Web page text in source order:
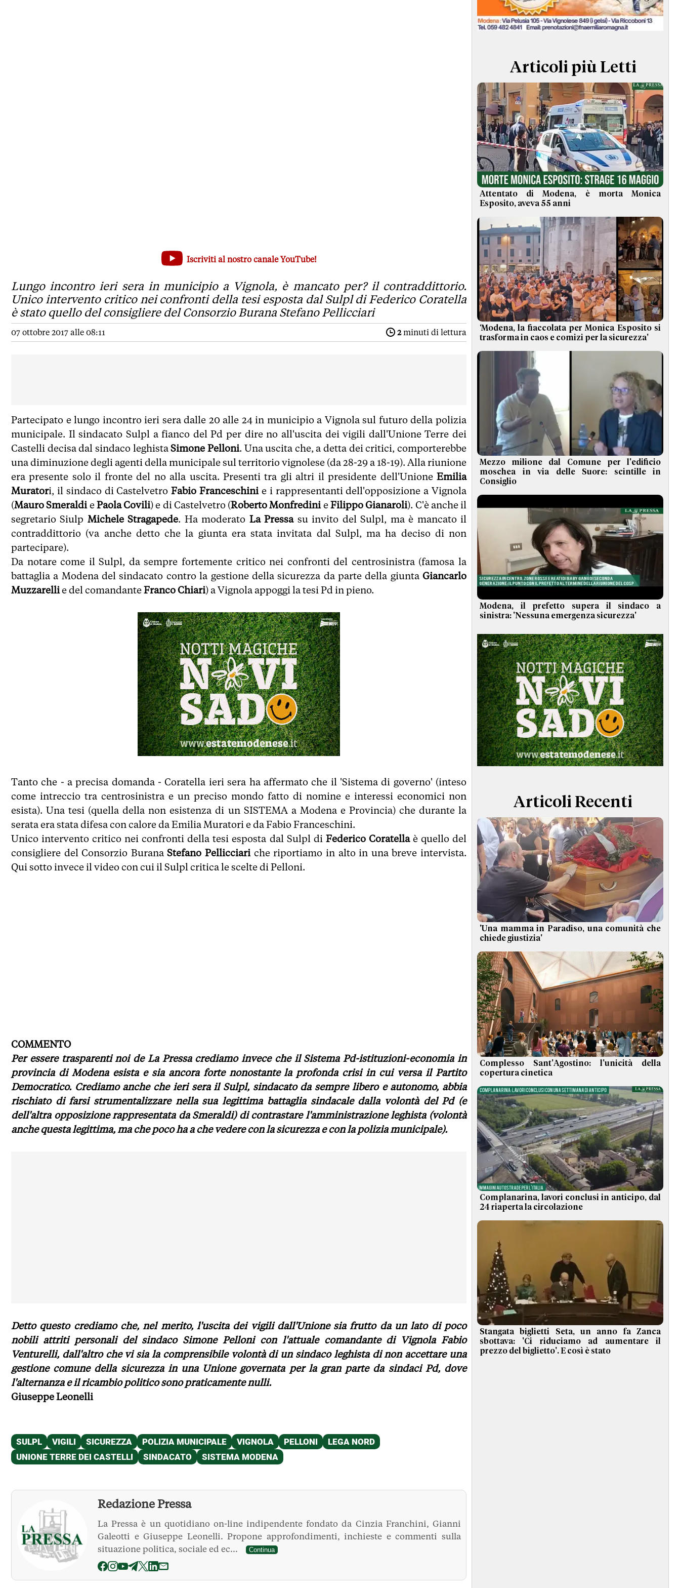
TERMINI e CONDIZIONI
Vigili Vignola, il Sulpl a fianco del Pd contro l'amministrazione Pelloni
Lungo incontro ieri sera in municipio a Vignola, è mancato per? il contraddittorio. Unico intervento critico nei confronti della tesi esposta dal Sulpl di Federico Coratella è
Iscriviti al nostro canale YouTube!
Lungo incontro ieri sera in municipio a Vignola, è mancato per? il contraddittorio.
Unico intervento critico nei confronti della tesi esposta dal Sulpl di Federico Coratella
è stato quello del consigliere del Consorzio Burana Stefano Pellicciari
07 ottobre 2017 alle 08:11 2minuti di lettura
Partecipato e lungo incontro ieri sera dalle 20 alle 24 in municipio a Vignola sul futuro della polizia
municipale. Il sindacato Sulpl a fianco del Pd per dire no all'uscita dei vigili dall'Unione Terre dei
Castelli decisa dal sindaco leghistaSimone Pelloni. Una uscita che, a detta dei critici, comporterebbe
una diminuzione degli agenti della municipale sul territorio vignolese (da 28-29 a 18-19). Alla riunione
era presente solo il fronte del no alla uscita. Presenti tra gli altri il presidente dell'Unione Emilia
Muratori, il sindaco di CastelvetroFabio Franceschinie i rappresentanti dell'opposizione a Vignola
(Mauro SmeraldiePaola Covili) e di Castelvetro (Roberto MonfredinieFilippo Gianaroli). C'è anche il
segretario Siulp Michele Stragapede. Ha moderato La Pressasu invito del Sulpl, ma è mancato il
contraddittorio (va anche detto che la giunta era stata invitata dal Sulpl, ma ha deciso di non
partecipare).
Da notare come il Sulpl, da sempre fortemente critico nei confronti del centrosinistra (famosa la
battaglia a Modena del sindacato contro la gestione della sicurezza da parte della giuntaGiancarlo
Muzzarellie del comandanteFranco Chiari) a Vignola appoggi la tesi Pd in pieno.
Tanto che - a precisa domanda - Coratella ieri sera ha affermato che il 'Sistema di governo' (inteso
come intreccio tra centrosinistra e un preciso mondo fatto di nomine e interessi economici non
esista). Una tesi (quella della non esistenza di un SISTEMA a Modena e Provincia) che durante la
serata era stata difesa con calore da Emilia Muratori e da Fabio Franceschini.
Unico intervento critico nei confronti della tesi esposta dal Sulpl di Federico Coratellaè quello del
consigliere del Consorzio BuranaStefano Pellicciariche riportiamo in alto in una breve intervista.
Qui sotto invece il video con cui il Sulpl critica le scelte di Pelloni.
COMMENTO
Per essere trasparenti noi de La Pressa crediamo invece che il Sistema Pd-istituzioni-economia in
provincia di Modena esista e sia ancora forte nonostante la profonda crisi in cui versa il Partito
Democratico. Crediamo anche che ieri sera il Sulpl, sindacato da sempre libero e autonomo, abbia
rischiato di farsi strumentalizzare nella sua legittima battaglia sindacale dalla volontà del Pd (e
dell'altra opposizione rappresentata da Smeraldi) di contrastare l'amministrazione leghista (volontà
anche questa legittima, ma che poco ha a che vedere con la sicurezza e con la polizia municipale).
Detto questo crediamo che, nel merito, l'uscita dei vigili dall'Unione sia frutto da un lato di poco
nobili attriti personali del sindaco Simone Pelloni con l'attuale comandante di Vignola Fabio
Venturelli, dall'altro che vi sia la comprensibile volontà di un sindaco leghista di non accettare una
gestione comune della sicurezza in una Unione governata per la gran parte da sindaci Pd, dove
l'alternanza e il ricambio politico sono praticamente nulli.
Giuseppe Leonelli
Redazione Pressa
La Pressa è un quotidiano on-line indipendente fondato da Cinzia Franchini, Gianni
Galeotti e Giuseppe Leonelli. Propone approfondimenti, inchieste e commenti sulla
situazione politica, sociale ed ec...
Continua
Articoli più Letti
Attentato di Modena, è morta Monica
Esposito, aveva 55 anni
‘Modena, la fiaccolata per Monica Esposito si
trasforma in caos e comizi per la sicurezza'
Mezzo milione dal Comune per l'edificio
moschea in via delle Suore: scintille in
Consiglio
Modena, il prefetto supera il sindaco a
sinistra: 'Nessuna emergenza sicurezza'
Articoli Recenti
'Una mamma in Paradiso, una comunità che
chiede giustizia'
Complesso Sant'Agostino: l'unicità della
copertura cinetica
Complanarina, lavori conclusi in anticipo, dal
24 riaperta la circolazione
Stangata biglietti Seta, un anno fa Zanca
sbottava: 'Ci riduciamo ad aumentare il
prezzo del biglietto'. E così è stato